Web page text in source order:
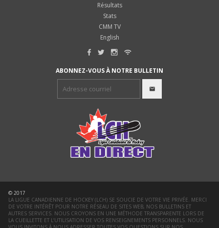
Résultats
Stats
CMM TV
English
ABONNEZ-VOUS À NOTRE BULLETIN
© 2017
LA LIGUE CANADIENNE DE HOCKEY (LCH) SE SOUCIE DE VOTRE VIE PRIVÉE. MERCI
DE VOTRE INTÉRÊT POUR NOTRE RÉSEAU DE SITES WEB, NOS BULLETINS ET
AUTRES SERVICES. NOUS CROYONS EN UNE MÉTHODE TRANSPARENTE LORS DE
LA CUEILLETTE ET L’UTILISATION DE VOS RENSEIGNEMENTS PERSONNELS. NOUS